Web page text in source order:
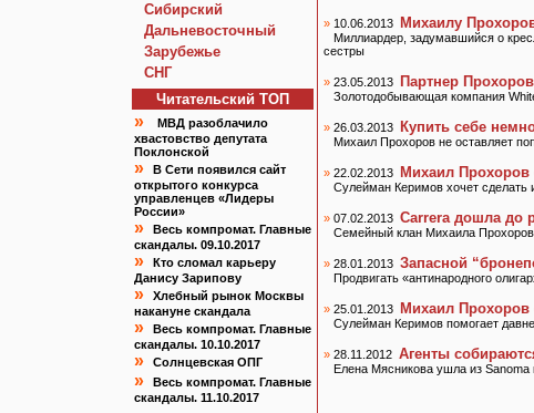
Сибирский
Дальневосточный
Зарубежье
СНГ
Читательский TOП
»
МВД разоблачило
хвастовство депутата
Поклонской
»
В Сети появился сайт
открытого конкурса
управленцев «Лидеры
России»
»
Весь компромат. Главные
скандалы. 09.10.2017
»
Кто сломал карьеру
Данису Зарипову
»
Хлебный рынок Москвы
накануне скандала
»
Весь компромат. Главные
скандалы. 10.10.2017
» Солнцевская ОПГ
»
Весь компромат. Главные
скандалы. 11.10.2017
» 10.06.2013 Михаилу
Миллиардер, задумавшийся о
сестры
» 23.05.2013 Партнер
Золотодобывающая компания
» 26.03.2013 Купить себе
Михаил Прохоров не оставляет
» 22.02.2013 Михаил Прохоров
Сулейман Керимов хочет
» 07.02.2013 Carrera дошла до
Семейный клан Михаила
» 28.01.2013 Запасной
Продвигать «антинародного
» 25.01.2013 Михаил Прохоров
Сулейман Керимов помогает
» 28.11.2012 Агенты
Елена Мясникова ушла из